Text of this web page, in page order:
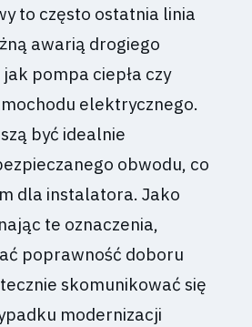
to często ostatnia linia
awarią drogiego
pompa ciepła czy
elektrycznego.
być idealnie
obwodu, co
dla instalatora. Jako
te oznaczenia,
poprawność doboru
skomunikować się
modernizacji